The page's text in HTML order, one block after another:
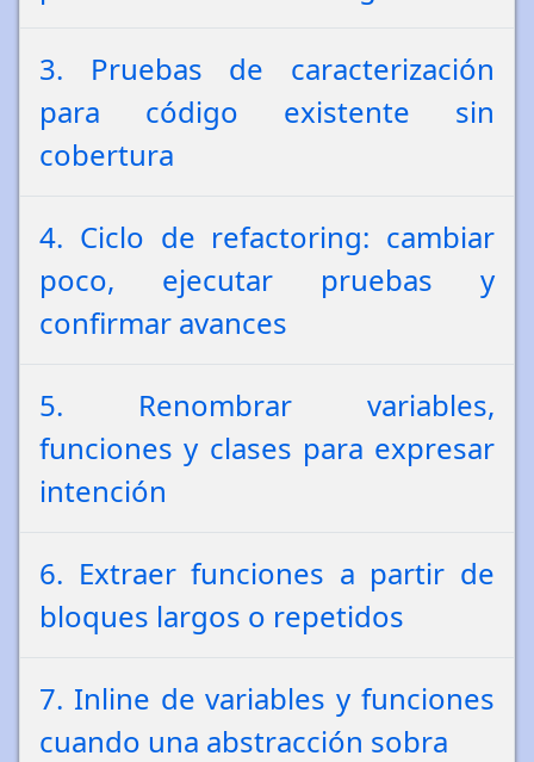
3. Pruebas de caracterización
para código existente sin
cobertura
4. Ciclo de refactoring: cambiar
poco, ejecutar pruebas y
confirmar avances
5. Renombrar variables,
funciones y clases para expresar
intención
6. Extraer funciones a partir de
bloques largos o repetidos
7. Inline de variables y funciones
cuando una abstracción sobra